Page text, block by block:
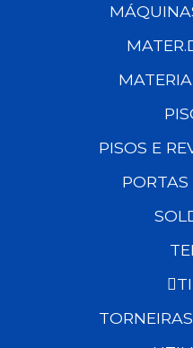
PISOS E